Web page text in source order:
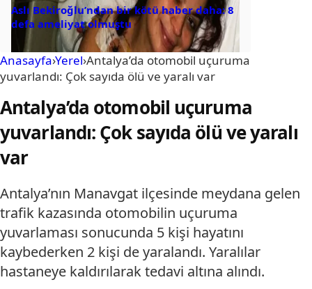
Aslı Bekiroğlu’ndan bir kötü haber daha: 8
defa ameliyat olmuştu
Anasayfa›Yerel›Antalya’da otomobil uçuruma
yuvarlandı: Çok sayıda ölü ve yaralı var
Antalya’da otomobil uçuruma
yuvarlandı: Çok sayıda ölü ve yaralı
var
Antalya’nın Manavgat ilçesinde meydana gelen
trafik kazasında otomobilin uçuruma
yuvarlaması sonucunda 5 kişi hayatını
kaybederken 2 kişi de yaralandı. Yaralılar
hastaneye kaldırılarak tedavi altına alındı.